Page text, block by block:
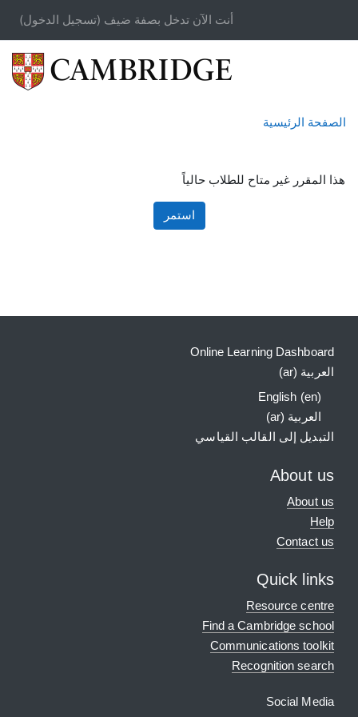
أنت الآن تدخل بصفة ضيف (تسجيل الدخول)
الصفحة الرئيسية
هذا المقرر غير متاح للطلاب حالياً
استمر
Online Learning Dashboard
العربية ‎(ar)‎
English ‎(en)‎
العربية ‎(ar)‎
التبديل إلى القالب القياسي
About us
About us
Help
Contact us
Quick links
Resource centre
Find a Cambridge school
Communications toolkit
Recognition search
Social Media